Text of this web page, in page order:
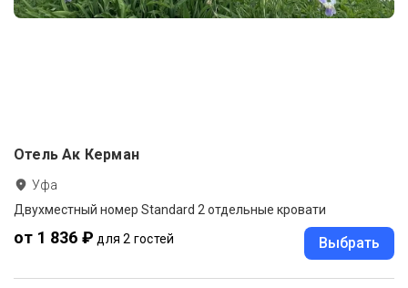
Отель Ак Керман
Уфа
Двухместный номер Standard 2 отдельные кровати
от 1 836 ₽ для 2 гостей Выбрать